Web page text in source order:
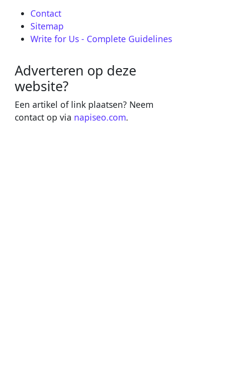
Contact
Sitemap
Write for Us - Complete Guidelines
Adverteren op deze
website?
Een artikel of link plaatsen? Neem
contact op via napiseo.com.